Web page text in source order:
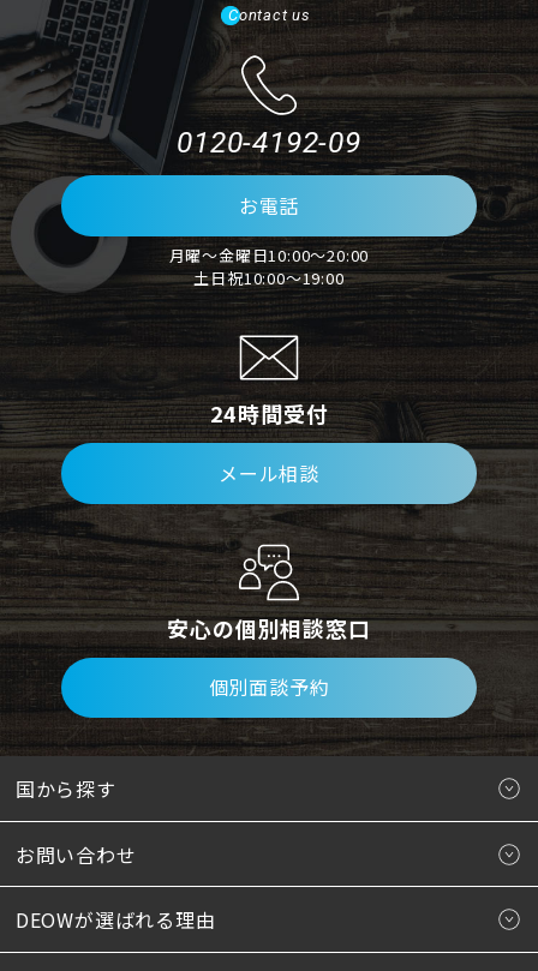
Contact us
0120-4192-09
お電話
月曜～金曜日10:00～20:00
土日祝10:00～19:00
24時間受付
メール相談
安心の個別相談窓口
個別面談予約
国から探す
お問い合わせ
DEOWが選ばれる理由